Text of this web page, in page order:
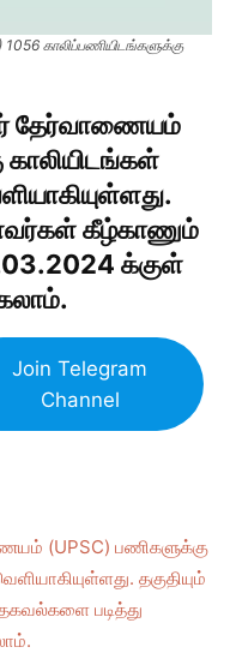
காலிப்பணியிடங்களுக்கு
தேர்வாணையம்
காலியிடங்கள்
கீழ்காணும்
க்குள்
Join Telegram
Channel
(UPSC) பணிகளுக்கு
தகுதியும்
படித்து